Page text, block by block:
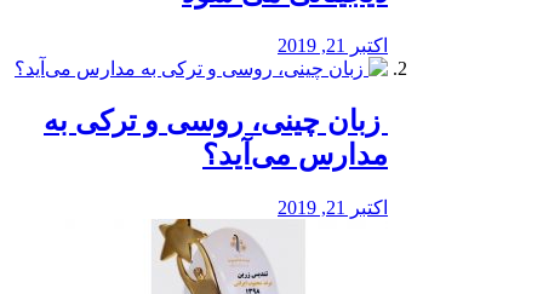
اکتبر 21, 2019
️ زبان چینی، روسی و ترکی به
مدارس می‌آید؟
اکتبر 21, 2019